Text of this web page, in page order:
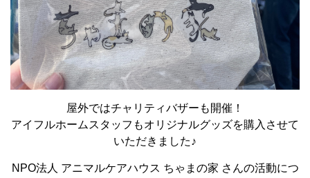
屋外ではチャリティバザーも開催！
アイフルホームスタッフもオリジナルグッズを購入させて
いただきました♪
NPO法人 アニマルケアハウス ちゃまの家 さんの活動につ